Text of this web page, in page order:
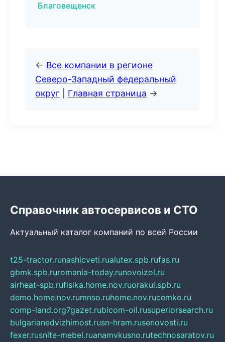
Благовещенск
← Все компании в регионе
Северо-Западный федеральный
округ
Главная страница →
Справочник автосервисов и СТО
Актуальный каталог компаний по всей России
t25-tractor.runashicveti.rualutex.spb.rufas.ru
gbmk.spb.ruromania-today.runovoizol.ru
airheat-spb.rufisika.home.nov.ruorakul.spb.ru
demo.home.nov.rumnso.ruhome.nov.rucemko.ru
comp-land.org7gazet.rubicom-oil.rusuperiorsearch.ru
bulgarianedvizhimost.rusn-hram.rusenovosti.ru
fexer.rusnite-mebel.ruanamvkusno.rutechnosaratov.ru